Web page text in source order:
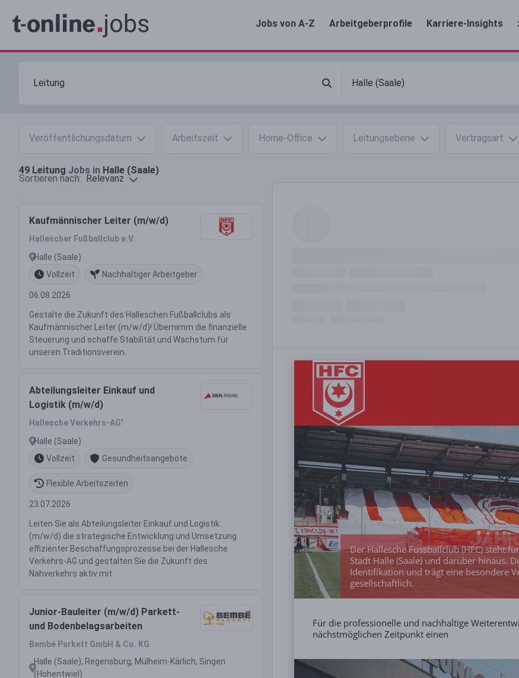
Jobs von A-Z Arbeitgeberprofile Karriere-Insights
Veröffentlichungsdatum Arbeitszeit Home-Office Leitungsebene Vertragsart
49 Leitung Jobs in Halle (Saale)
Sortieren nach: Relevanz
Kaufmännischer Leiter (m/w/d)
Hallescher Fußballclub e.V.
Halle (Saale)
Vollzeit
Nachhaltiger Arbeitgeber
06.08.2026
Gestalte die Zukunft des Halleschen Fußballclubs als
Kaufmännischer Leiter (m/w/d)! Übernimm die finanzielle
Steuerung und schaffe Stabilität und Wachstum für
unseren Traditionsverein.
Abteilungsleiter Einkauf und
Logistik (m/w/d)
Hallesche Verkehrs-AG'
Halle (Saale)
Vollzeit
Gesundheitsangebote
Flexible Arbeitszeiten
23.07.2026
Leiten Sie als Abteilungsleiter Einkauf und Logistik
(m/w/d) die strategische Entwicklung und Umsetzung
effizienter Beschaffungsprozesse bei der Hallesche
Verkehrs-AG und gestalten Sie die Zukunft des
Nahverkehrs aktiv mit.
Junior-Bauleiter (m/w/d) Parkett-
und Bodenbelagsarbeiten
Bembé Parkett GmbH & Co. KG
Halle (Saale), Regensburg, Mülheim-Kärlich, Singen
(Hohentwiel)